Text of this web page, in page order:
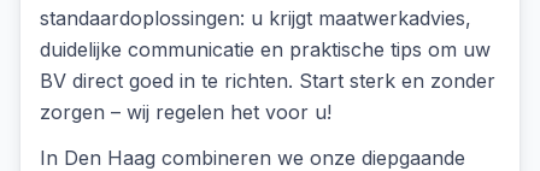
standaardoplossingen: u krijgt maatwerkadvies,
duidelijke communicatie en praktische tips om uw
BV direct goed in te richten. Start sterk en zonder
zorgen – wij regelen het voor u!
In Den Haag combineren we onze diepgaande